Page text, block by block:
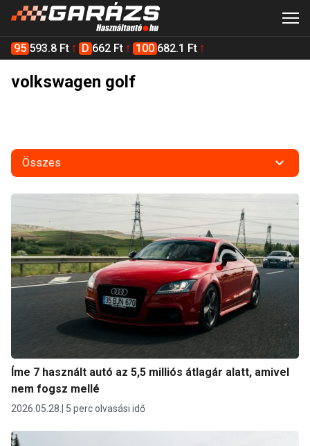
95 593.8 Ft D 662 Ft 100 682.1 Ft
volkswagen golf
Összes
Íme 7 használt autó az 5,5 milliós átlagár alatt, amivel
nem fogsz mellé
2026.05.28. 5 perc olvasási idő